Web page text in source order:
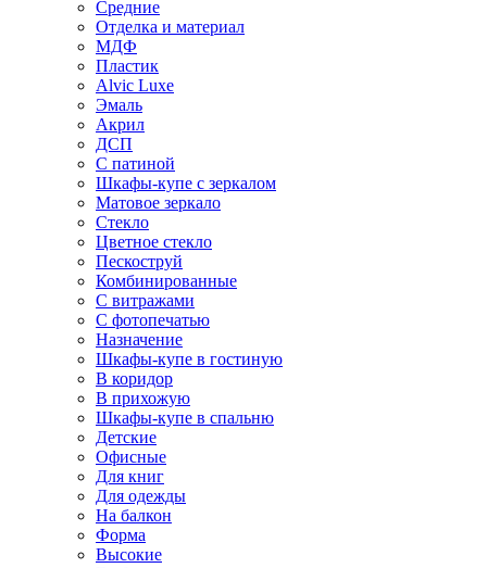
Средние
Отделка и материал
МДФ
Пластик
Alvic Luxe
Эмаль
Акрил
ДСП
С патиной
Шкафы-купе с зеркалом
Матовое зеркало
Стекло
Цветное стекло
Пескоструй
Комбинированные
С витражами
С фотопечатью
Назначение
Шкафы-купе в гостиную
В коридор
В прихожую
Шкафы-купе в спальню
Детские
Офисные
Для книг
Для одежды
На балкон
Форма
Высокие